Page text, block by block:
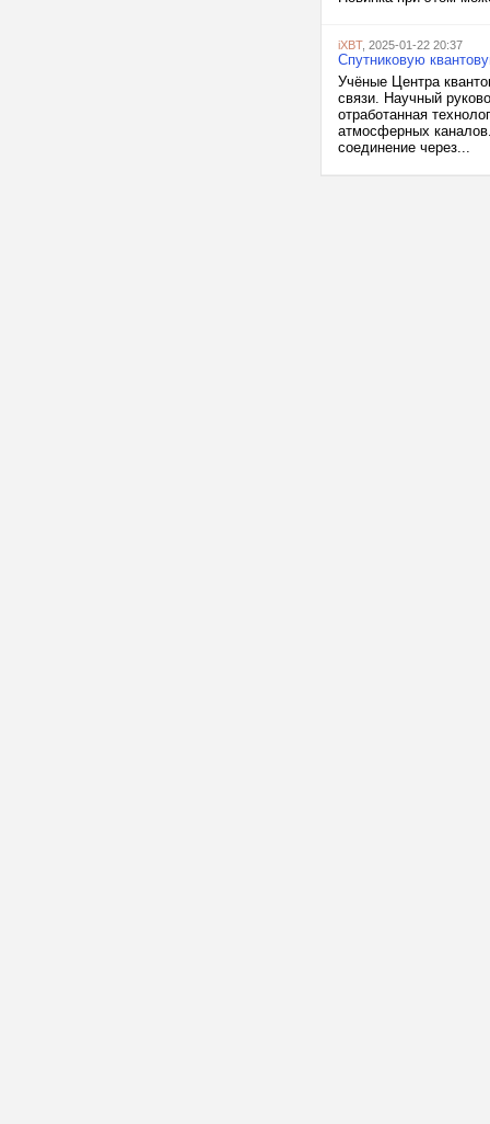
iXBT, 2025-01-22 20:37
Спутниковую
Учёные Центра
связи. Научный
отработанная
атмосферных
соединение через...